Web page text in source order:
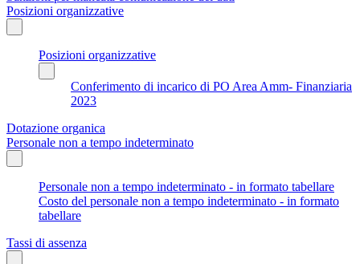
Posizioni organizzative
Posizioni organizzative
Conferimento di incarico di PO Area Amm- Finanziaria
2023
Dotazione organica
Personale non a tempo indeterminato
Personale non a tempo indeterminato - in formato tabellare
Costo del personale non a tempo indeterminato - in formato
tabellare
Tassi di assenza